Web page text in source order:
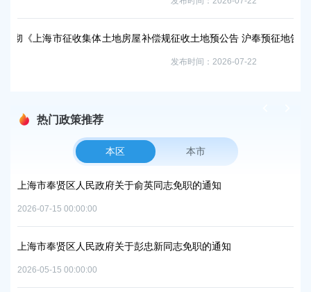
房屋补偿规征收土地预公告 沪奉预征地告〔2026〕第62号
热门政策推荐
本区 本市
区人民政府关于俞英同志免职的通知
00:00:00
区人民政府关于彭忠新同志免职的通知
00:00:00
2026-06-09